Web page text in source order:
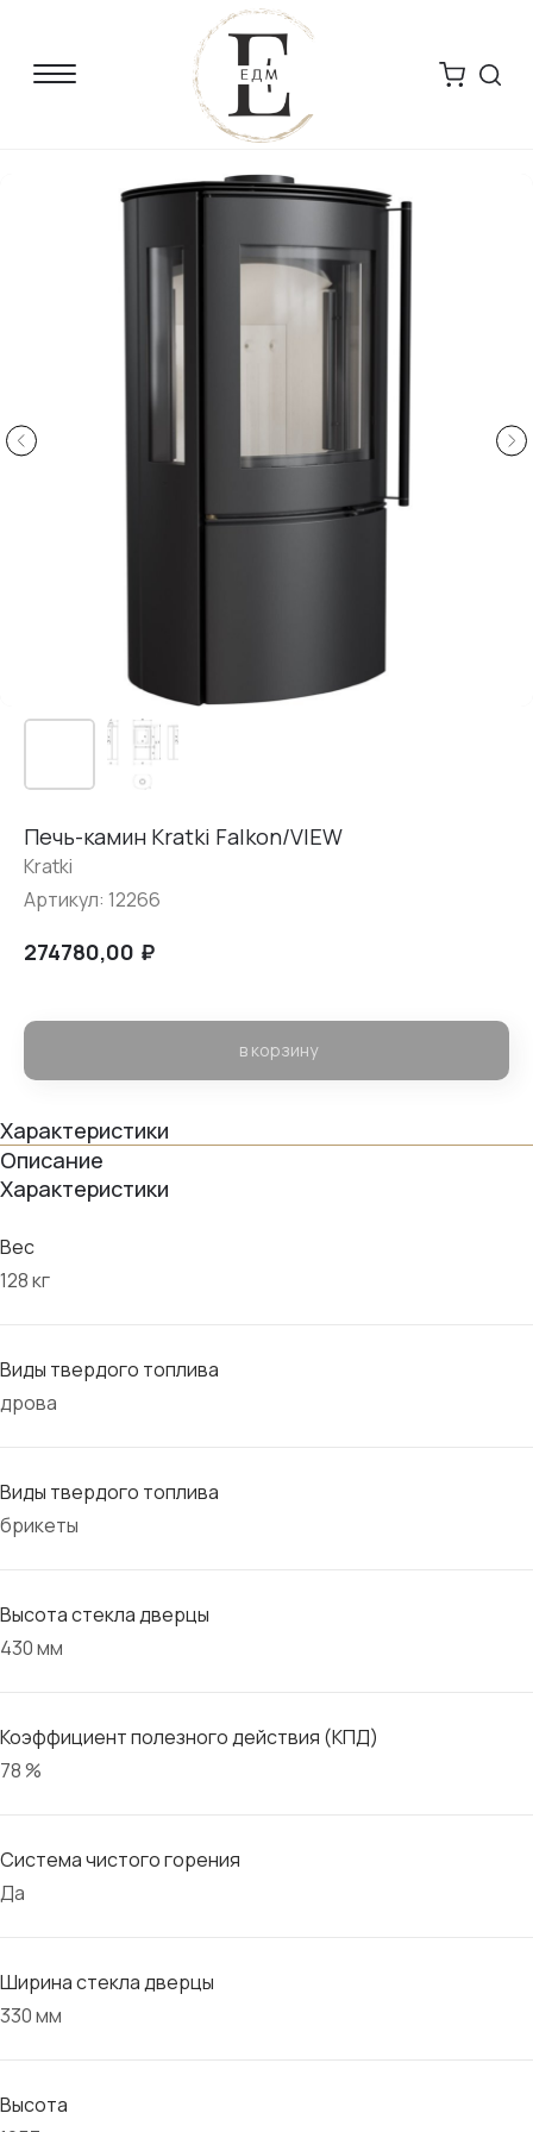
Печь-камин Kratki Falkon/VIEW
Kratki
Артикул: 12266
274780,00 ₽
в корзину
Характеристики
Описание
Характеристики
Вес
128 кг
Виды твердого топлива
дрова
Виды твердого топлива
брикеты
Высота стекла дверцы
430 мм
Коэффициент полезного действия (КПД)
78 %
Система чистого горения
Да
Ширина стекла дверцы
330 мм
Высота